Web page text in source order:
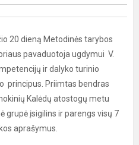
20 dieną Metodinės tarybos
pavaduotoja ugdymui V.
ir dalyko turinio
principus. Priimtas bendras
Kalėdų atostogų metu
grupė įsigilins ir parengs visų 7
aprašymus.